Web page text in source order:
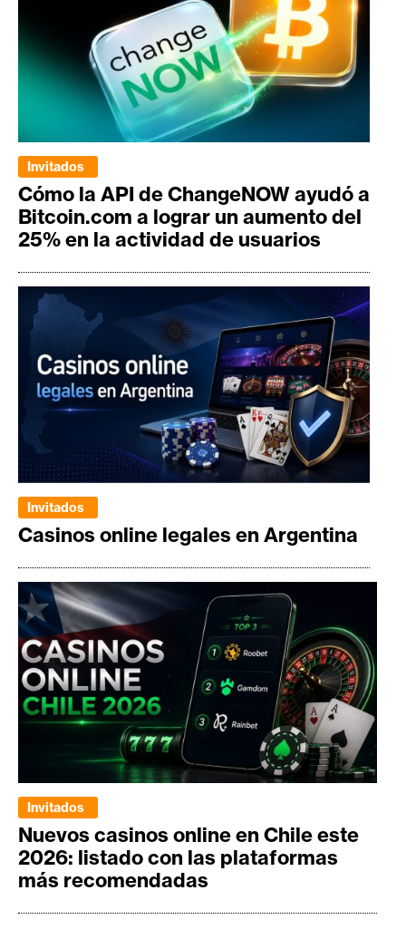
Invitados
Cómo la API de ChangeNOW ayudó a
Bitcoin.com a lograr un aumento del
25% en la actividad de usuarios
Invitados
Casinos online legales en Argentina
Invitados
Nuevos casinos online en Chile este
2026: listado con las plataformas
más recomendadas